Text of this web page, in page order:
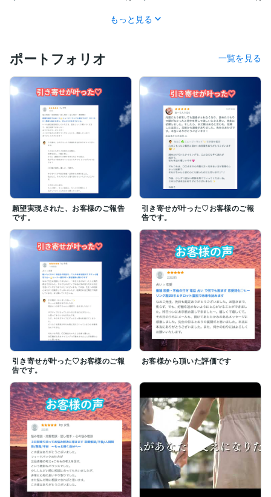
もっと見る
ポートフォリオ 一覧を見る
願望実現された、お客様のご報告
です。
引き寄せが叶った♡お客様のご報
告です。
引き寄せが叶った♡お客様のご報
告です。
お客様から頂いた評価です